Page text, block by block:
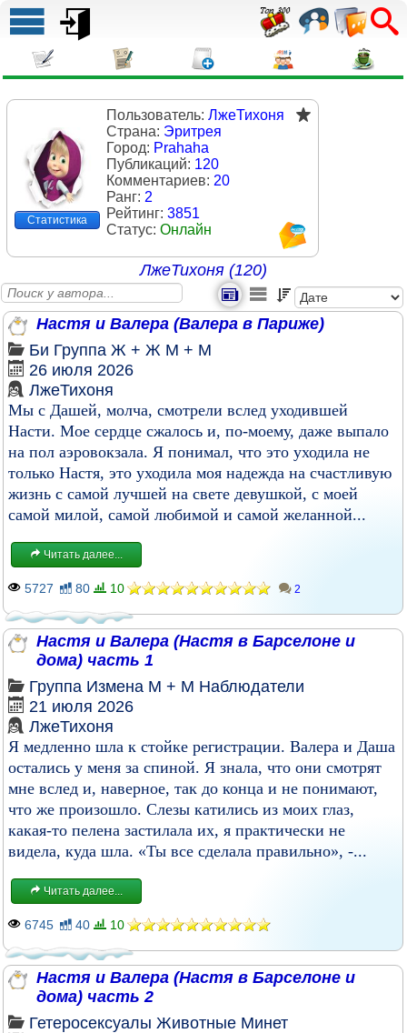
Статистика
Пользователь: ЛжеТихоня
Страна: Эритрея
Город: Prahaha
Публикаций: 120
Комментариев: 20
Ранг: 2
Рейтинг: 3851
Статус: Онлайн
ЛжеТихоня (120)
Настя и Валера (Валера в Париже)
Би Группа Ж + Ж М + М
26 июля 2026
ЛжеТихоня
Мы с Дашей, молча, смотрели вслед уходившей
Насти. Мое сердце сжалось и, по-моему, даже выпало
на пол аэровокзала. Я понимал, что это уходила не
только Настя, это уходила моя надежда на счастливую
жизнь с самой лучшей на свете девушкой, с моей
самой милой, самой любимой и самой желанной...
Читать далее...
5727 80 10 2
Настя и Валера (Настя в Барселоне и
дома) часть 1
Группа Измена М + М Наблюдатели
21 июля 2026
ЛжеТихоня
Я медленно шла к стойке регистрации. Валера и Даша
остались у меня за спиной. Я знала, что они смотрят
мне вслед и, наверное, так до конца и не понимают,
что же произошло. Слезы катились из моих глаз,
какая-то пелена застилала их, я практически не
видела, куда шла. «Ты все сделала правильно», -...
Читать далее...
6745 40 10
Настя и Валера (Настя в Барселоне и
дома) часть 2
Гетеросексуалы Животные Минет